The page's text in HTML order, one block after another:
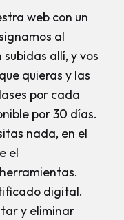
web con un
al
allí, y vos
quieras y las
por cada
por 30 días.
nada, en el
el
digital.
y eliminar